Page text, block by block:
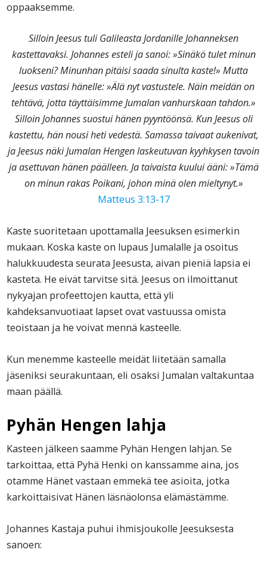
oppaaksemme.
Silloin Jeesus tuli Galileasta Jordanille Johanneksen
kastettavaksi. Johannes esteli ja sanoi: »Sinäkö tulet minun
luokseni? Minunhan pitäisi saada sinulta kaste!» Mutta
Jeesus vastasi hänelle: »Älä nyt vastustele. Näin meidän on
tehtävä, jotta täyttäisimme Jumalan vanhurskaan tahdon.»
Silloin Johannes suostui hänen pyyntöönsä. Kun Jeesus oli
kastettu, hän nousi heti vedestä. Samassa taivaat aukenivat,
ja Jeesus näki Jumalan Hengen laskeutuvan kyyhkysen tavoin
ja asettuvan hänen päälleen. Ja taivaista kuului ääni: »Tämä
on minun rakas Poikani, johon minä olen mieltynyt.»
Matteus 3:13-17
Kaste suoritetaan upottamalla Jeesuksen esimerkin
mukaan. Koska kaste on lupaus Jumalalle ja osoitus
halukkuudesta seurata Jeesusta, aivan pieniä lapsia ei
kasteta. He eivät tarvitse sitä. Jeesus on ilmoittanut
nykyajan profeettojen kautta, että yli
kahdeksanvuotiaat lapset ovat vastuussa omista
teoistaan ja he voivat mennä kasteelle.
Kun menemme kasteelle meidät liitetään samalla
jäseniksi seurakuntaan, eli osaksi Jumalan valtakuntaa
maan päällä.
Pyhän Hengen lahja
Kasteen jälkeen saamme Pyhän Hengen lahjan. Se
tarkoittaa, että Pyhä Henki on kanssamme aina, jos
otamme Hänet vastaan emmekä tee asioita, jotka
karkoittaisivat Hänen läsnäolonsa elämästämme.
Johannes Kastaja puhui ihmisjoukolle Jeesuksesta
sanoen: